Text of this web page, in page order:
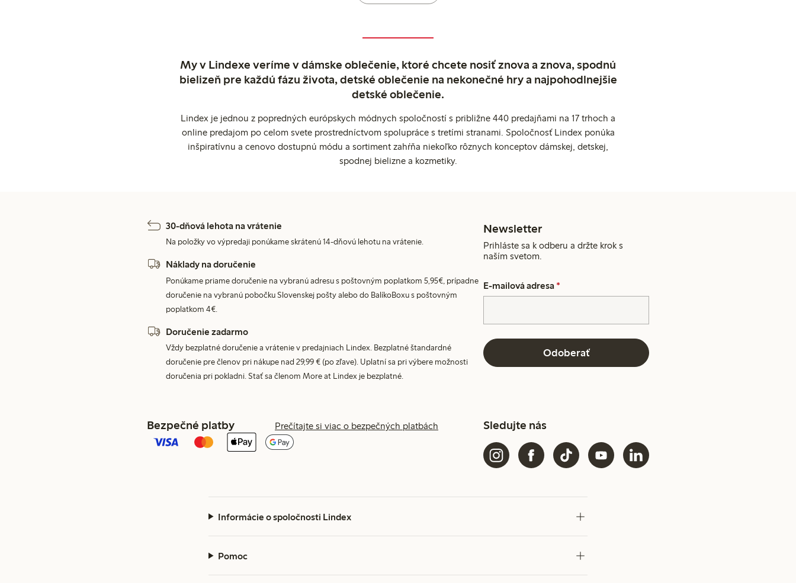
My v Lindexe veríme v dámske oblečenie, ktoré chcete nosiť znova a znova, spodnú
bielizeň pre každú fázu života, detské oblečenie na nekonečné hry a najpohodlnejšie
detské oblečenie.
Lindex je jednou z popredných európskych módnych spoločností s približne 440 predajňami na 17 trhoch a
online predajom po celom svete prostredníctvom spolupráce s tretími stranami. Spoločnosť Lindex ponúka
inšpiratívnu a cenovo dostupnú módu a sortiment zahŕňa niekoľko rôznych konceptov dámskej, detskej,
spodnej bielizne a kozmetiky.
30-dňová lehota na vrátenie
Na položky vo výpredaji ponúkame skrátenú 14-dňovú lehotu na vrátenie.
Náklady na doručenie
Ponúkame priame doručenie na vybranú adresu s poštovným poplatkom 5,95€, prípadne
doručenie na vybranú pobočku Slovenskej pošty alebo do BalíkoBoxu s poštovným
poplatkom 4€.
Doručenie zadarmo
Vždy bezplatné doručenie a vrátenie v predajniach Lindex. Bezplatné štandardné
doručenie pre členov pri nákupe nad 29,99 € (po zľave). Uplatní sa pri výbere možnosti
doručenia pri pokladni. Stať sa členom More at Lindex je bezplatné.
Newsletter
Prihláste sa k odberu a držte krok s
naším svetom.
E-mailová adresa *
Odoberať
Bezpečné platby Prečítajte si viac o bezpečných platbách Sledujte nás
Informácie o spoločnosti Lindex
Pomoc